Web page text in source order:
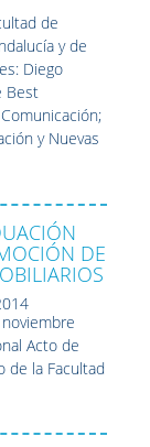
de
y de
Diego
Best
y Nuevas
DE
Acto de
de la Facultad